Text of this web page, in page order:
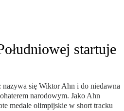
startuje
nazywa się Wiktor Ahn i do niedawna
narodowym. Jako Ahn
medale olimpijskie w short tracku